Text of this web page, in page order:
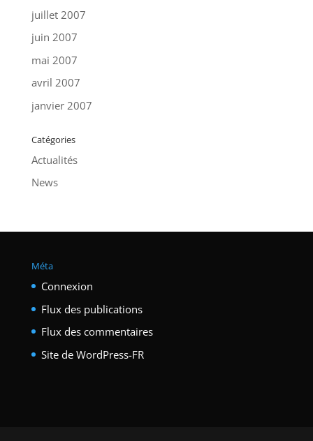
juillet 2007
juin 2007
mai 2007
avril 2007
janvier 2007
Catégories
Actualités
News
Méta
Connexion
Flux des publications
Flux des commentaires
Site de WordPress-FR